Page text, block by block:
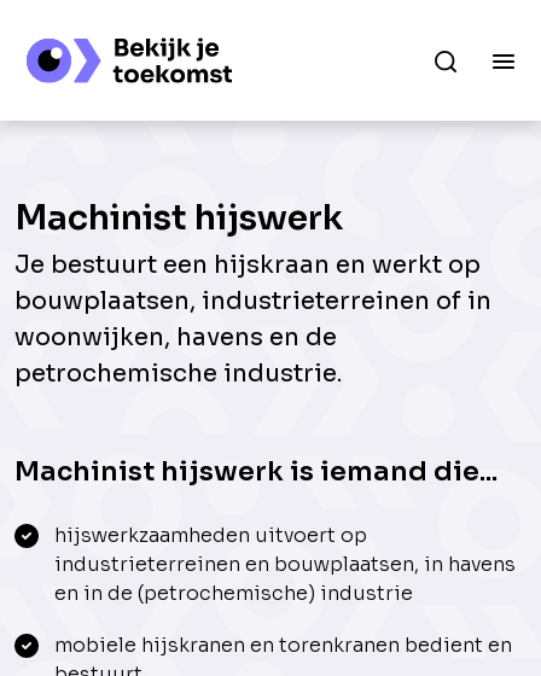
Machinist hijswerk
Je bestuurt een hijskraan en werkt op
bouwplaatsen, industrieterreinen of in
woonwijken, havens en de
petrochemische industrie.
Machinist hijswerk is iemand die...
hijswerkzaamheden uitvoert op
industrieterreinen en bouwplaatsen, in havens
en in de (petrochemische) industrie
mobiele hijskranen en torenkranen bedient en